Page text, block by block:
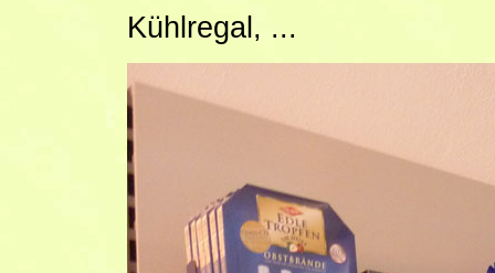
Kühlregal, ...